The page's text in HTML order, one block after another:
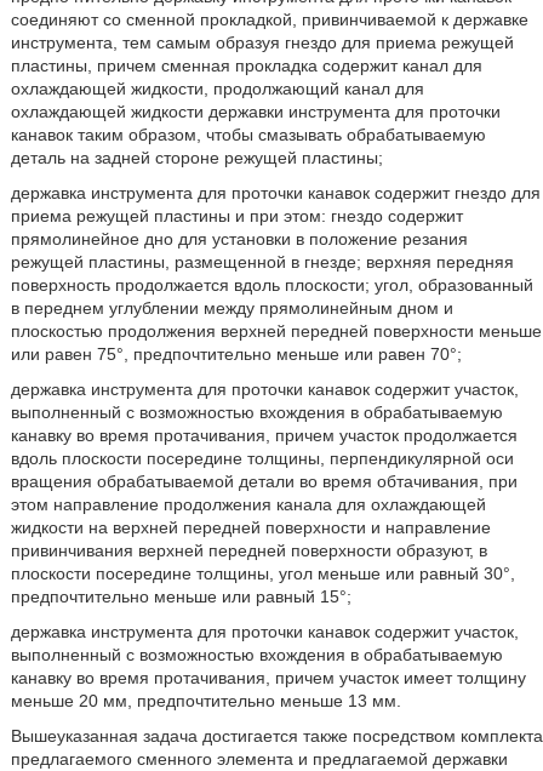
соединяют со сменной прокладкой, привинчиваемой к державке
инструмента, тем самым образуя гнездо для приема режущей
пластины, причем сменная прокладка содержит канал для
охлаждающей жидкости, продолжающий канал для
охлаждающей жидкости державки инструмента для проточки
канавок таким образом, чтобы смазывать обрабатываемую
деталь на задней стороне режущей пластины;
державка инструмента для проточки канавок содержит гнездо для
приема режущей пластины и при этом: гнездо содержит
прямолинейное дно для установки в положение резания
режущей пластины, размещенной в гнезде; верхняя передняя
поверхность продолжается вдоль плоскости; угол, образованный
в переднем углублении между прямолинейным дном и
плоскостью продолжения верхней передней поверхности меньше
или равен 75°, предпочтительно меньше или равен 70°;
державка инструмента для проточки канавок содержит участок,
выполненный с возможностью вхождения в обрабатываемую
канавку во время протачивания, причем участок продолжается
вдоль плоскости посередине толщины, перпендикулярной оси
вращения обрабатываемой детали во время обтачивания, при
этом направление продолжения канала для охлаждающей
жидкости на верхней передней поверхности и направление
привинчивания верхней передней поверхности образуют, в
плоскости посередине толщины, угол меньше или равный 30°,
предпочтительно меньше или равный 15°;
державка инструмента для проточки канавок содержит участок,
выполненный с возможностью вхождения в обрабатываемую
канавку во время протачивания, причем участок имеет толщину
меньше 20 мм, предпочтительно меньше 13 мм.
Вышеуказанная задача достигается также посредством комплекта
предлагаемого сменного элемента и предлагаемой державки